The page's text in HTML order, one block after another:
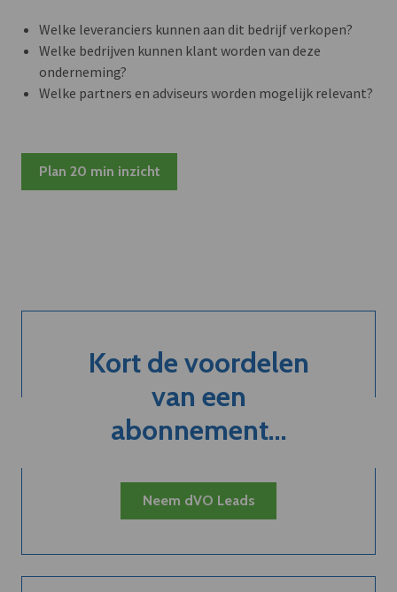
Welke leveranciers kunnen aan dit bedrijf verkopen?
Welke bedrijven kunnen klant worden van deze
onderneming?
Welke partners en adviseurs worden mogelijk relevant?
Plan 20 min inzicht
Kort de voordelen
van een
abonnement...
Neem dVO Leads